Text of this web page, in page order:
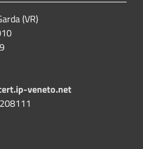
(VR)
veneto.net